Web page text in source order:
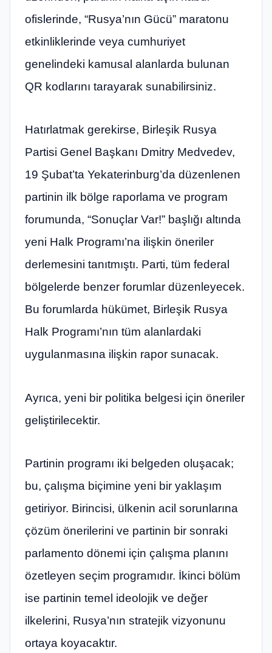
ofislerinde, “Rusya’nın Gücü” maratonu
etkinliklerinde veya cumhuriyet
genelindeki kamusal alanlarda bulunan
QR kodlarını tarayarak sunabilirsiniz.
Hatırlatmak gerekirse, Birleşik Rusya
Partisi Genel Başkanı Dmitry Medvedev,
19 Şubat’ta Yekaterinburg’da düzenlenen
partinin ilk bölge raporlama ve program
forumunda, “Sonuçlar Var!” başlığı altında
yeni Halk Programı’na ilişkin öneriler
derlemesini tanıtmıştı. Parti, tüm federal
bölgelerde benzer forumlar düzenleyecek.
Bu forumlarda hükümet, Birleşik Rusya
Halk Programı’nın tüm alanlardaki
uygulanmasına ilişkin rapor sunacak.
Ayrıca, yeni bir politika belgesi için öneriler
geliştirilecektir.
Partinin programı iki belgeden oluşacak;
bu, çalışma biçimine yeni bir yaklaşım
getiriyor. Birincisi, ülkenin acil sorunlarına
çözüm önerilerini ve partinin bir sonraki
parlamento dönemi için çalışma planını
özetleyen seçim programıdır. İkinci bölüm
ise partinin temel ideolojik ve değer
ilkelerini, Rusya’nın stratejik vizyonunu
ortaya koyacaktır.